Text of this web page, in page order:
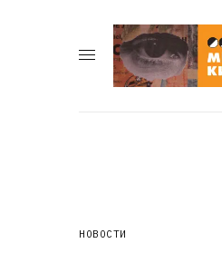
НОВОСТИ